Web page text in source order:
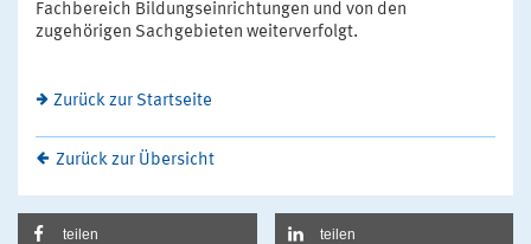
Fachbereich Bildungseinrichtungen und von den
zugehörigen Sachgebieten weiterverfolgt.
Zurück zur Startseite
Zurück zur Übersicht
teilen teilen